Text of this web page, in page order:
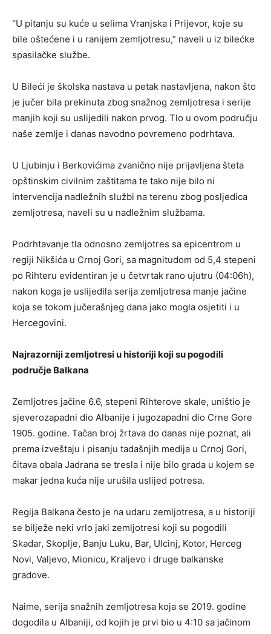
“U pitanju su kuće u selima Vranjska i Prijevor, koje su
bile oštećene i u ranijem zemljotresu,” naveli u iz bilećke
spasilačke službe.
U Bileći je školska nastava u petak nastavljena, nakon što
je jučer bila prekinuta zbog snažnog zemljotresa i serije
manjih koji su uslijedili nakon prvog. Tlo u ovom području
naše zemlje i danas navodno povremeno podrhtava.
U Ljubinju i Berkovićima zvanično nije prijavljena šteta
opštinskim civilnim zaštitama te tako nije bilo ni
intervencija nadležnih službi na terenu zbog posljedica
zemljotresa, naveli su u nadležnim službama.
Podrhtavanje tla odnosno zemljotres sa epicentrom u
regiji Nikšića u Crnoj Gori, sa magnitudom od 5,4 stepeni
po Rihteru evidentiran je u četvrtak rano ujutru (04:06h),
nakon koga je uslijedila serija zemljotresa manje jačine
koja se tokom jučerašnjeg dana jako mogla osjetiti i u
Hercegovini.
Najrazorniji zemljotresi u historiji koji su pogodili
područje Balkana
Zemljotres jačine 6.6, stepeni Rihterove skale, uništio je
sjeverozapadni dio Albanije i jugozapadni dio Crne Gore
1905. godine. Tačan broj žrtava do danas nije poznat, ali
prema izveštaju i pisanju tadašnjih medija u Crnoj Gori,
čitava obala Jadrana se tresla i nije bilo grada u kojem se
makar jedna kuća nije urušila uslijed potresa.
Regija Balkana često je na udaru zemljotresa, a u historiji
se bilježe neki vrlo jaki zemljotresi koji su pogodili
Skadar, Skoplje, Banju Luku, Bar, Ulcinj, Kotor, Herceg
Novi, Valjevo, Mionicu, Kraljevo i druge balkanske
gradove.
Naime, serija snažnih zemljotresa koja se 2019. godine
dogodila u Albaniji, od kojih je prvi bio u 4:10 sa jačinom